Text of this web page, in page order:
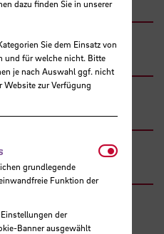
Dr.
3
dazu finden Sie in unserer
Sie dem Einsatz von
und für welche nicht. Bitte
je nach Auswahl ggf. nicht
Website zur Verfügung
grundlegende
Funktion der
der
Banner ausgewählt